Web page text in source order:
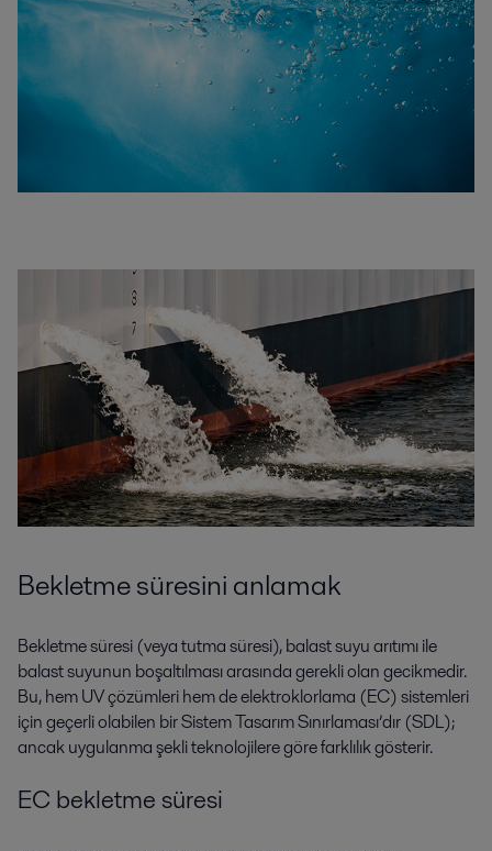
Bekletme süresini anlamak
Bekletme süresi (veya tutma süresi), balast suyu arıtımı ile
balast suyunun boşaltılması arasında gerekli olan gecikmedir.
Bu, hem UV çözümleri hem de elektroklorlama (EC) sistemleri
için geçerli olabilen bir Sistem Tasarım Sınırlaması’dır (SDL);
ancak uygulanma şekli teknolojilere göre farklılık gösterir.
EC bekletme süresi